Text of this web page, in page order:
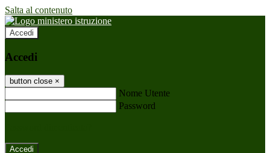
Salta al contenuto
Accedi
Accedi
button close ×
Nome Utente
Password